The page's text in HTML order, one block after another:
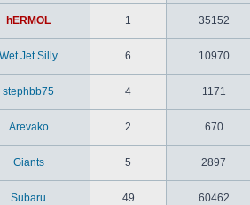
hERMOL 1 35152
Wet Jet Silly 6 10970
stephbb75 4 1171
Arevako 2 670
Giants 5 2897
Subaru 49 60462